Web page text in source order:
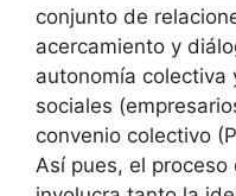
conjunto de
acercamiento y
autonomía colectiva
sociales
convenio colectivo
Así pues, el